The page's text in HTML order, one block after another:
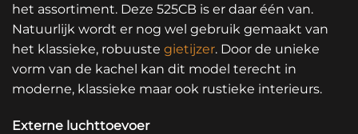
het assortiment. Deze 525CB is er daar één van.
Natuurlijk wordt er nog wel gebruik gemaakt van
het klassieke, robuuste gietijzer. Door de unieke
vorm van de kachel kan dit model terecht in
moderne, klassieke maar ook rustieke interieurs.
Externe luchttoevoer